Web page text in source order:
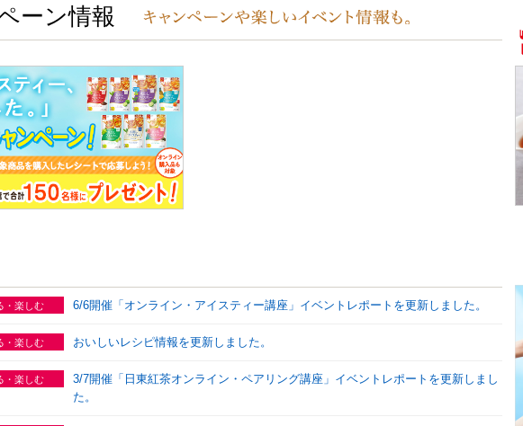
ーン情報
・楽しむ 6/6開催「オンライン・アイスティー講座」イベントレポートを更新しました。
・楽しむ おいしいレシピ情報を更新しました。
・楽しむ
3/7開催「日東紅茶オンライン・ペアリング講座」イベントレポートを更新しまし
た。